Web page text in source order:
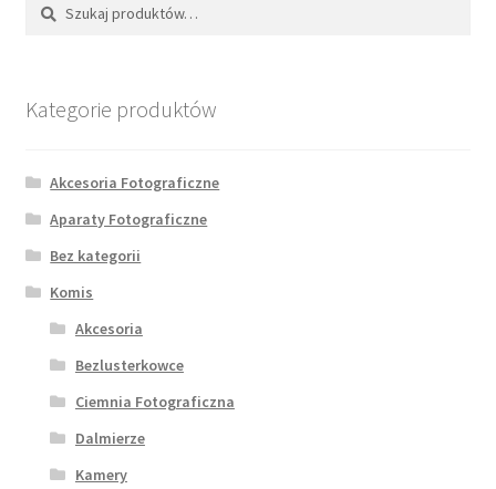
Kategorie produktów
Akcesoria Fotograficzne
Aparaty Fotograficzne
Bez kategorii
Komis
Akcesoria
Bezlusterkowce
Ciemnia Fotograficzna
Dalmierze
Kamery